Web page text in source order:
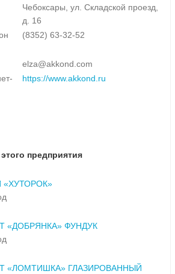
Чебоксары, ул. Складской проезд,
д. 16
(8352) 63-32-52
elza@akkond.com
https://www.akkond.ru
предприятия
«ХУТОРОК»
«ДОБРЯНКА» ФУНДУК
«ЛОМТИШКА» ГЛАЗИРОВАННЫЙ